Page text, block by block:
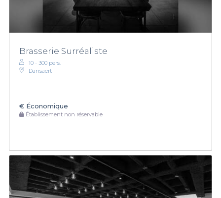
Brasserie Surréaliste
10 - 300 pers.
Dansaert
€ Économique
Établissement non réservable